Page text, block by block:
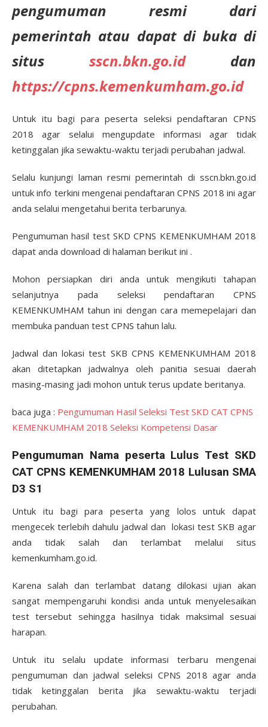
pengumuman resmi dari
pemerintah atau dapat di buka di
situs sscn.bkn.go.iddan
https://cpns.kemenkumham.go.id
Untuk itu bagi para peserta seleksi pendaftaran CPNS
2018 agar selalui mengupdate informasi agar tidak
ketinggalan jika sewaktu-waktu terjadi perubahan jadwal.
Selalu kunjungi laman resmi pemerintah di sscn.bkn.go.id
untuk info terkini mengenai pendaftaran CPNS 2018 ini agar
anda selalui mengetahui berita terbarunya.
Pengumuman hasil test SKD CPNS KEMENKUMHAM 2018
dapat anda download di halaman berikut ini .
Mohon persiapkan diri anda untuk mengikuti tahapan
selanjutnya pada seleksi pendaftaran CPNS
KEMENKUMHAM tahun ini dengan cara memepelajari dan
membuka panduan test CPNS tahun lalu.
Jadwal dan lokasi test SKB CPNS KEMENKUMHAM 2018
akan ditetapkan jadwalnya oleh panitia sesuai daerah
masing-masing jadi mohon untuk terus update beritanya.
baca juga : Pengumuman Hasil Seleksi Test SKD CAT CPNS
KEMENKUMHAM 2018 Seleksi Kompetensi Dasar
Pengumuman Nama peserta Lulus Test SKD
CAT CPNS KEMENKUMHAM 2018 Lulusan SMA
D3 S1
Untuk itu bagi para peserta yang lolos untuk dapat
mengecek terlebih dahulu jadwal dan lokasi test SKB agar
anda tidak salah dan terlambat melalui situs
kemenkumham.go.id.
Karena salah dan terlambat datang dilokasi ujian akan
sangat mempengaruhi kondisi anda untuk menyelesaikan
test tersebut sehingga hasilnya tidak maksimal sesuai
harapan.
Untuk itu selalu update informasi terbaru mengenai
pengumuman dan jadwal seleksi CPNS 2018 agar anda
tidak ketinggalan berita jika sewaktu-waktu terjadi
perubahan.